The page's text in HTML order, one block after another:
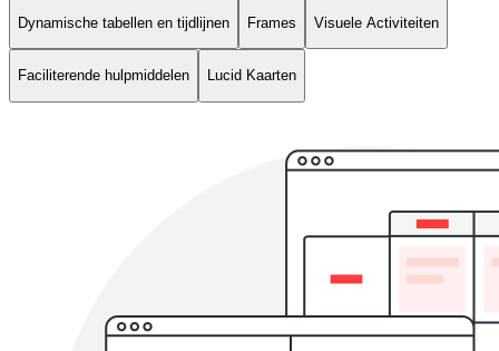
Dynamische tabellen en tijdlijnen Frames Visuele Activiteiten
Faciliterende hulpmiddelen Lucid Kaarten